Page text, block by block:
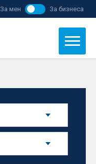
За мен За бизнеса